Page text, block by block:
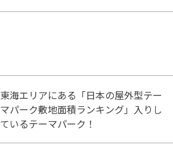
東海エリアにある「日本の屋外型テー
マパーク敷地面積ランキング」入りし
ているテーマパーク！